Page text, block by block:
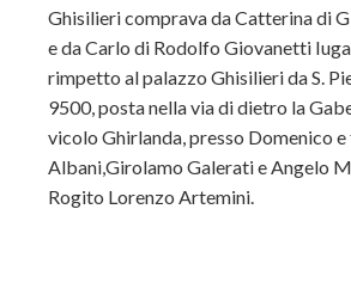
Ghisilieri comprava da Catterina di
e da Carlo di Rodolfo Giovanetti
rimpetto al palazzo Ghisilieri da S.
9500, posta nella via di dietro la
vicolo Ghirlanda, presso Domenico
Albani,Girolamo Galerati e Angelo
Rogito Lorenzo Artemini.